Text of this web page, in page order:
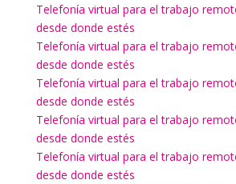
Telefonía virtual para el trabajo
desde donde estés
Telefonía virtual para el trabajo
desde donde estés
Telefonía virtual para el trabajo
desde donde estés
Telefonía virtual para el trabajo
desde donde estés
Telefonía virtual para el trabajo
desde donde estés